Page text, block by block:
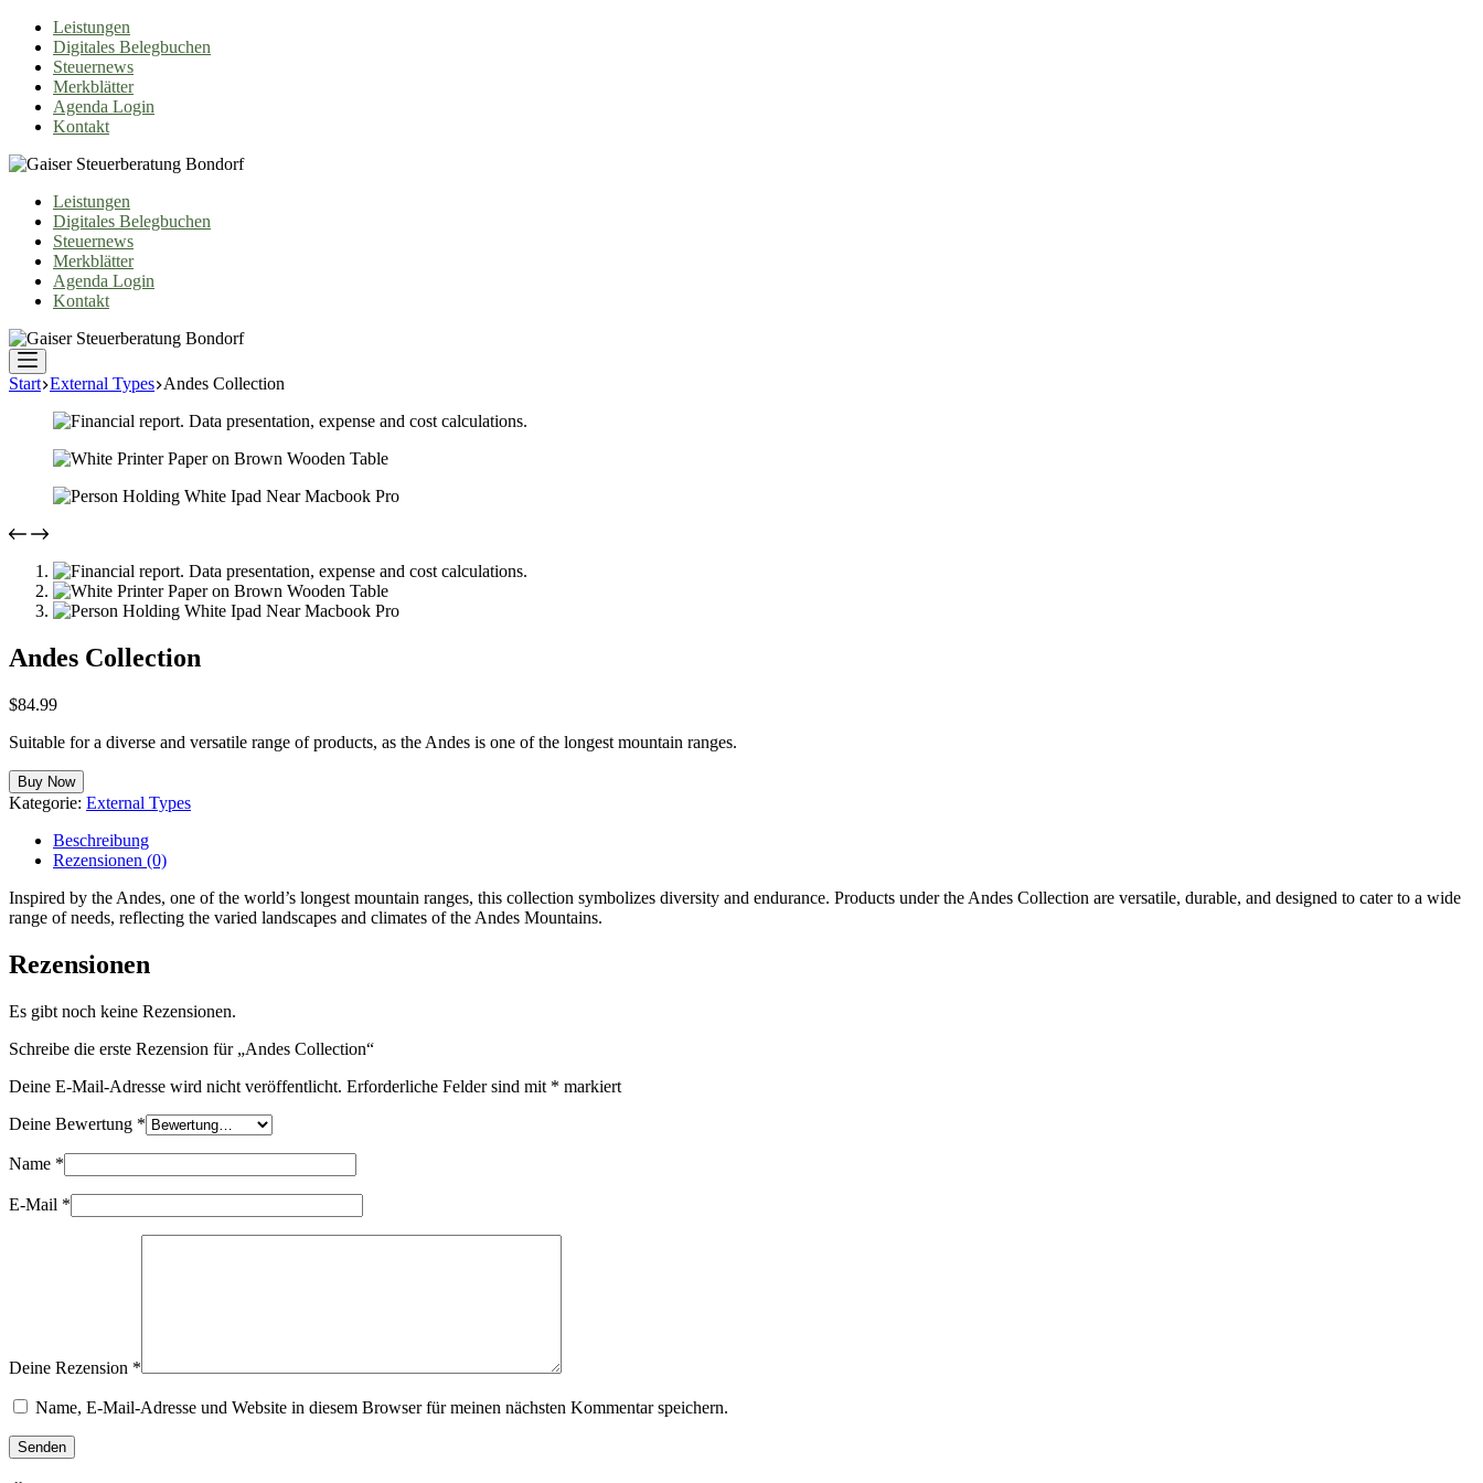
Zum
Inhalt
springen
Leistungen
Digitales Belegbuchen
Steuernews
Merkblätter
Agenda Login
Kontakt
Leistungen
Digitales Belegbuchen
Steuernews
Merkblätter
Agenda Login
Kontakt
Start External Types Andes Collection
Andes Collection
$84.99
Suitable for a diverse and versatile range of products, as the Andes is one of the longest mountain ranges.
Buy Now
Kategorie: External Types
Beschreibung
Rezensionen (0)
Inspired by the Andes, one of the world’s longest mountain ranges, this collection symbolizes diversity and endurance. Products under the Andes Collection are versatile, durable, and designed to cater to a wide
range of needs, reflecting the varied landscapes and climates of the Andes Mountains.
Rezensionen
Es gibt noch keine Rezensionen.
Schreibe die erste Rezension für „Andes Collection“
Deine E-Mail-Adresse wird nicht veröffentlicht. Erforderliche Felder sind mit * markiert
Deine Bewertung *
Name *
E-Mail *
Deine Rezension *
Name, E-Mail-Adresse und Website in diesem Browser für meinen nächsten Kommentar speichern.
Senden